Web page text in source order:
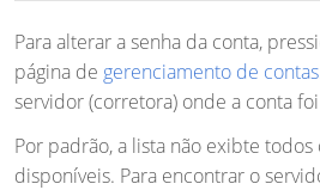
Para alterar a senha da conta,
página de gerenciamento de contas
servidor (corretora) onde a conta
Por padrão, a lista não exibte todos
disponíveis. Para encontrar o